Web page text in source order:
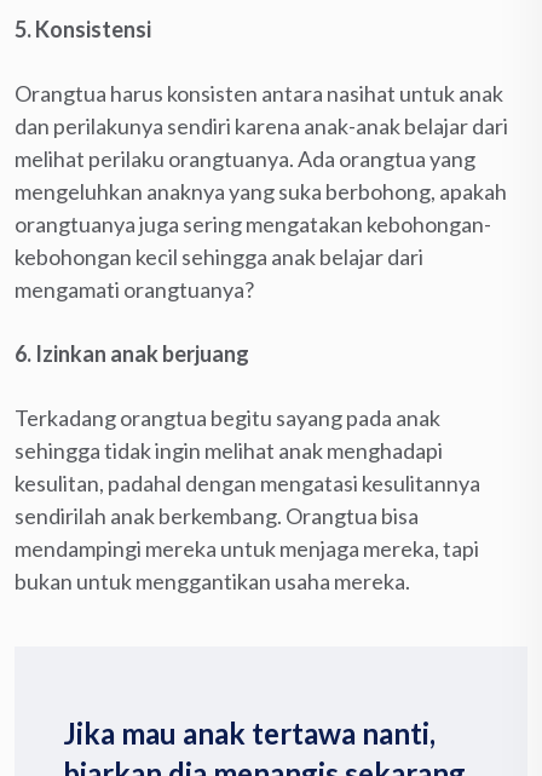
5. Konsistensi
Orangtua harus konsisten antara nasihat untuk anak
dan perilakunya sendiri karena anak-anak belajar dari
melihat perilaku orangtuanya. Ada orangtua yang
mengeluhkan anaknya yang suka berbohong, apakah
orangtuanya juga sering mengatakan kebohongan-
kebohongan kecil sehingga anak belajar dari
mengamati orangtuanya?
6. Izinkan anak berjuang
Terkadang orangtua begitu sayang pada anak
sehingga tidak ingin melihat anak menghadapi
kesulitan, padahal dengan mengatasi kesulitannya
sendirilah anak berkembang. Orangtua bisa
mendampingi mereka untuk menjaga mereka, tapi
bukan untuk menggantikan usaha mereka.
Jika mau anak tertawa nanti,